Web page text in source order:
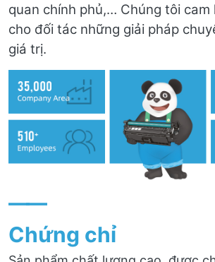
quan chính phủ,… Chúng tôi cam
cho đối tác những giải pháp
giá trị.
——
Chứng chỉ